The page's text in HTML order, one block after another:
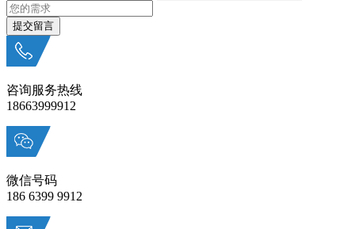
咨询服务热线
18663999912
微信号码
186 6399 9912